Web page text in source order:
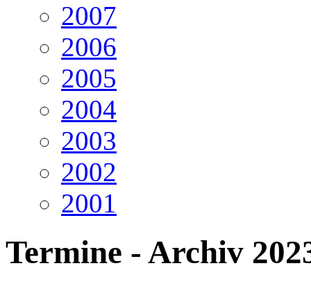
2007
2006
2005
2004
2003
2002
2001
Termine - Archiv